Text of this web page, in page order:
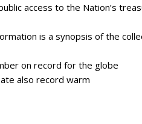
access to the Nation’s
is a synopsis of the
on record for the globe
also record warm